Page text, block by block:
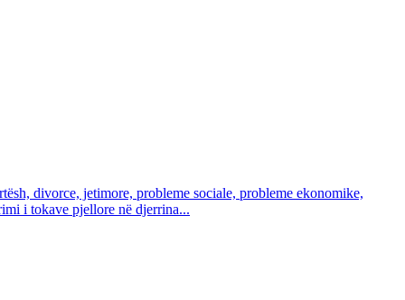
divorce, jetimore, probleme sociale, probleme ekonomike,
i tokave pjellore në djerrina...